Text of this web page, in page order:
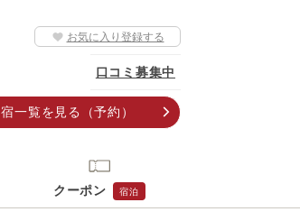
お気に入り登録する
口コミ募集中
宿一覧を見る （予約）
クーポン 宿泊